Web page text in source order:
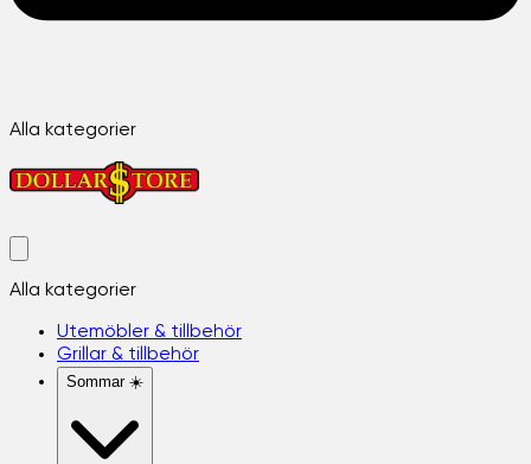
Alla kategorier
Alla kategorier
Utemöbler & tillbehör
Grillar & tillbehör
Sommar ☀️